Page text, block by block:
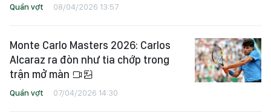
Quần vợt 08/04/2026 13:57
Monte Carlo Masters 2026: Carlos
Alcaraz ra đòn như tia chớp trong
trận mở màn
Quần vợt 07/04/2026 14:30